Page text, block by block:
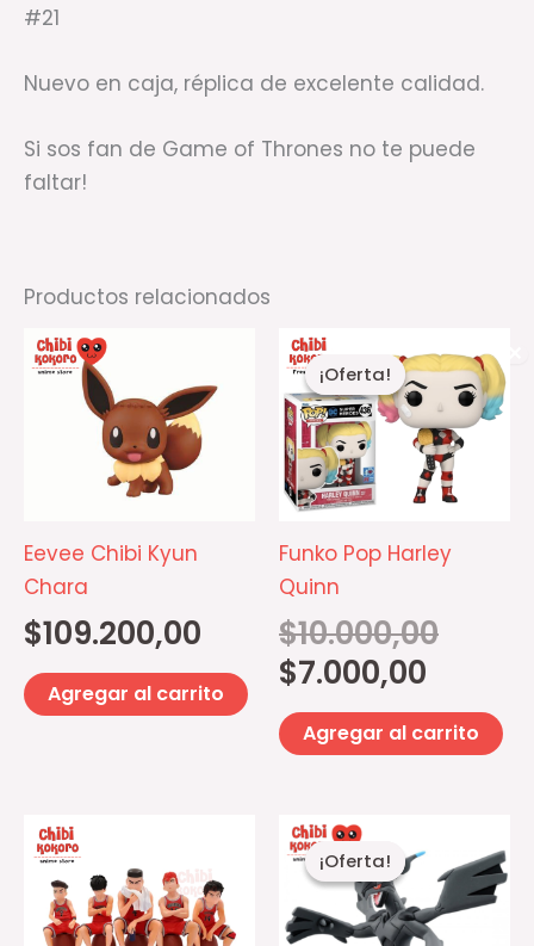
#21
Nuevo en caja, réplica de excelente calidad.
Si sos fan de Game of Thrones no te puede
faltar!
Productos relacionados
Eevee Chibi Kyun
Chara
$109.200,00
Agregar al carrito
¡Oferta!
¡Oferta!
Funko Pop Harley
Quinn
$10.000,00
precio
original
era:
$7.000,00
precio
actual
es:
$7.000,00.
Agregar al carrito
Este
producto
múltiples
¡Oferta!
¡Oferta!
precio
original
era:
precio
actual
es: